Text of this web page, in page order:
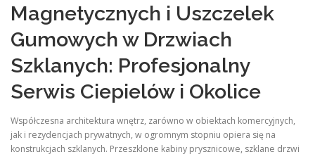
KONTAKT
Magnetycznych i Uszczelek
Gumowych w Drzwiach
Szklanych: Profesjonalny
Serwis Ciepielów i Okolice
Współczesna architektura wnętrz, zarówno w obiektach komercyjnych,
jak i rezydencjach prywatnych, w ogromnym stopniu opiera się na
konstrukcjach szklanych. Przeszklone kabiny prysznicowe, szklane drzwi